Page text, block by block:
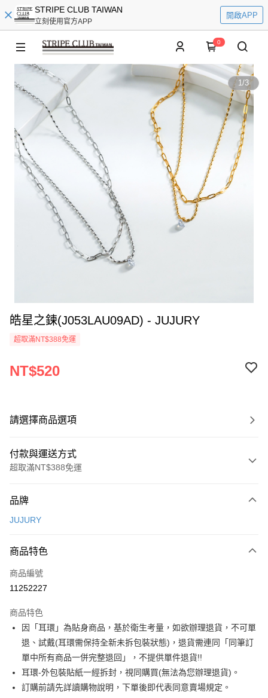
STRIPE CLUB TAIWAN
立刻使用官方APP
開啟APP
0
1/3
皓星之鍊(J053LAU09AD) - JUJURY
超取滿NT$388免運
NT$520
請選擇商品選項
付款與運送方式
超取滿NT$388免運
信用卡一次付款
3 期 0 利率 每期
合作金庫商業銀行
上海商業儲蓄銀行
臺灣中小企業銀行
匯豐（台灣）商業銀行
華泰商業銀行
聯邦商業銀行
遠東國際商業銀行
元大商業銀行
永豐商業銀行
玉山商業銀行
星展（台灣）商業銀行
台灣樂天信用卡公司
超商取貨付款
LINE Pay
Apple Pay
街口支付
悠遊付
Google Pay
品牌
JUJURY
商品特色
商品編號
11252227
商品特色
因「耳環」為貼身商品，基於衛生考量，如欲辦理退貨，不可單
退、試戴(耳環需保持全新未拆包裝狀態)，退貨需連同「同筆訂
單中所有商品一併完整退回」，不提供單件退貨!!
耳環-外包裝貼紙一經拆封，視同購買(無法為您辦理退貨)。
訂購前請先詳讀購物說明，下單後即代表同意賣場規定。